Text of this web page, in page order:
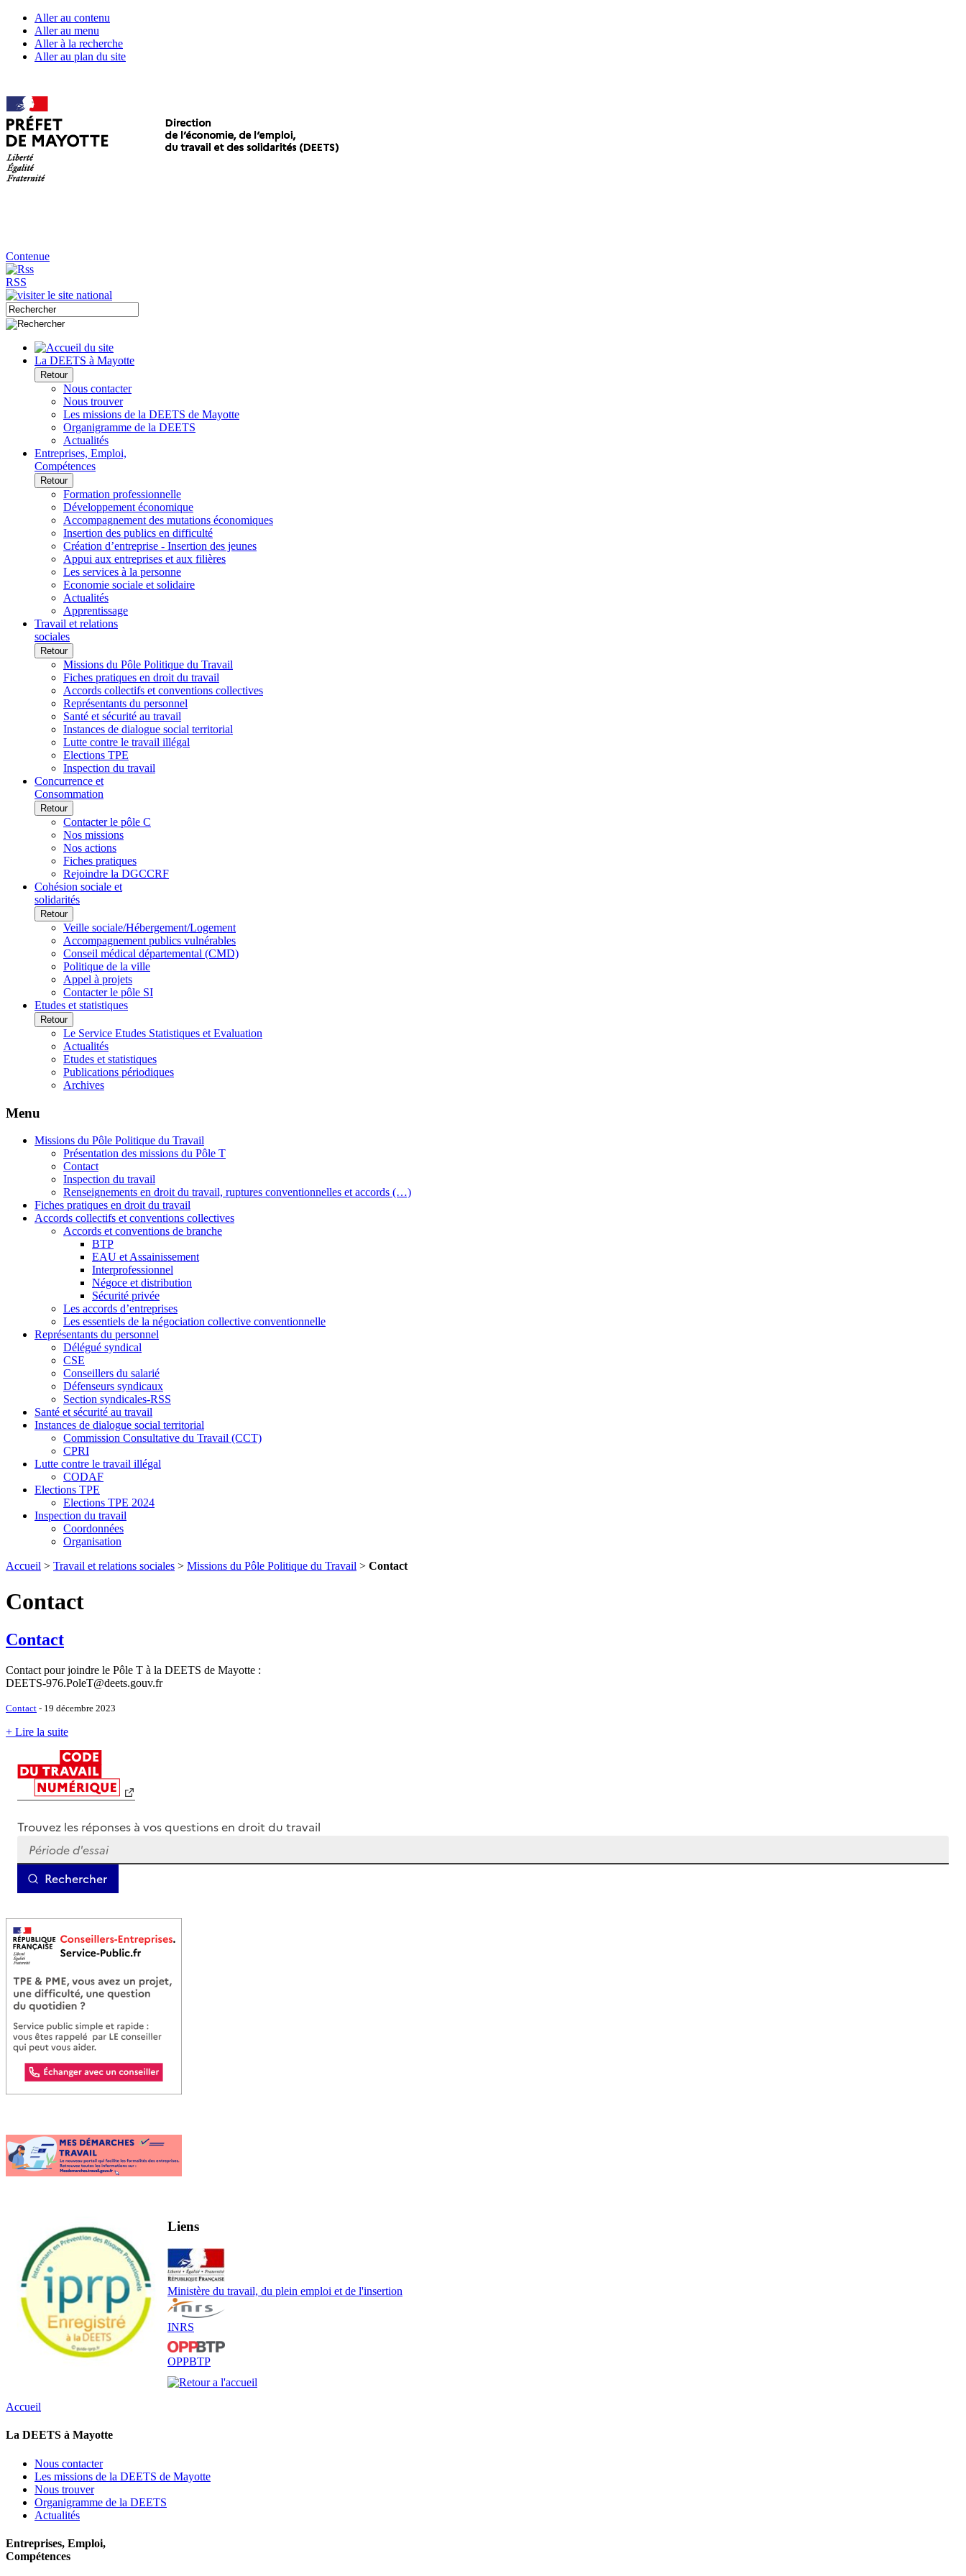
Aller au contenu
Aller au menu
Aller à la recherche
Aller au plan du site
Contenue
RSS
La DEETS à Mayotte
Retour
Nous contacter
Nous trouver
Les missions de la DEETS de Mayotte
Organigramme de la DEETS
Actualités
Entreprises, Emploi,
Compétences
Retour
Formation professionnelle
Développement économique
Accompagnement des mutations économiques
Insertion des publics en difficulté
Création d’entreprise - Insertion des jeunes
Appui aux entreprises et aux filières
Les services à la personne
Economie sociale et solidaire
Actualités
Apprentissage
Travail et relations
sociales
Retour
Missions du Pôle Politique du Travail
Fiches pratiques en droit du travail
Accords collectifs et conventions collectives
Représentants du personnel
Santé et sécurité au travail
Instances de dialogue social territorial
Lutte contre le travail illégal
Elections TPE
Inspection du travail
Concurrence et
Consommation
Retour
Contacter le pôle C
Nos missions
Nos actions
Fiches pratiques
Rejoindre la DGCCRF
Cohésion sociale et
solidarités
Retour
Veille sociale/Hébergement/Logement
Accompagnement publics vulnérables
Conseil médical départemental (CMD)
Politique de la ville
Appel à projets
Contacter le pôle SI
Etudes et statistiques
Retour
Le Service Etudes Statistiques et Evaluation
Actualités
Etudes et statistiques
Publications périodiques
Archives
Menu
Missions du Pôle Politique du Travail
Présentation des missions du Pôle T
Contact
Inspection du travail
Renseignements en droit du travail, ruptures conventionnelles et accords (…)
Fiches pratiques en droit du travail
Accords collectifs et conventions collectives
Accords et conventions de branche
BTP
EAU et Assainissement
Interprofessionnel
Négoce et distribution
Sécurité privée
Les accords d’entreprises
Les essentiels de la négociation collective conventionnelle
Représentants du personnel
Délégué syndical
CSE
Conseillers du salarié
Défenseurs syndicaux
Section syndicales-RSS
Santé et sécurité au travail
Instances de dialogue social territorial
Commission Consultative du Travail (CCT)
CPRI
Lutte contre le travail illégal
CODAF
Elections TPE
Elections TPE 2024
Inspection du travail
Coordonnées
Organisation
Accueil > Travail et relations sociales > Missions du Pôle Politique du Travail > Contact
Contact
Contact
Contact pour joindre le Pôle T à la DEETS de Mayotte :
DEETS-976.PoleT@deets.gouv.fr
Contact - 19 décembre 2023
+ Lire la suite
Liens
Ministère du travail, du plein emploi et de l'insertion
INRS
OPPBTP
Accueil
La DEETS à Mayotte
Nous contacter
Les missions de la DEETS de Mayotte
Nous trouver
Organigramme de la DEETS
Actualités
Entreprises, Emploi,
Compétences